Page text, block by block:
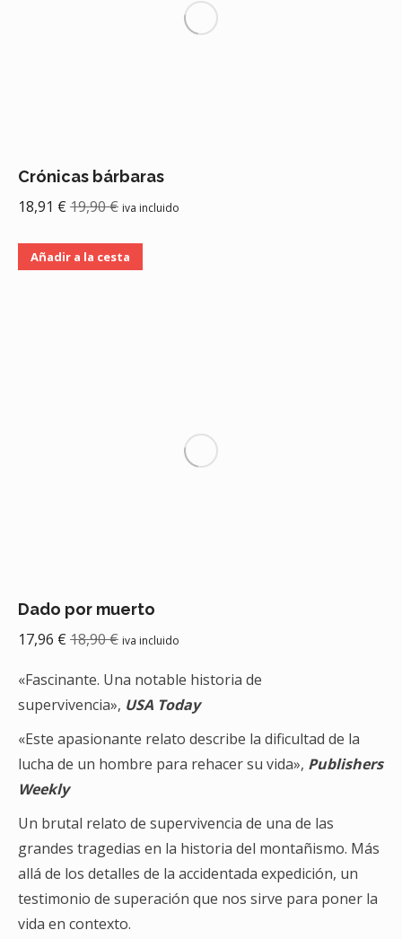
Crónicas bárbaras
18,91 € 19,90€ iva incluido
Añadir a la cesta
Dado por muerto
17,96 € 18,90€ iva incluido
«Fascinante. Una notable historia de
supervivencia», USA Today
«Este apasionante relato describe la dificultad de la
lucha de un hombre para rehacer su vida», Publishers
Weekly
Un brutal relato de supervivencia de una de las
grandes tragedias en la historia del montañismo. Más
allá de los detalles de la accidentada expedición, un
testimonio de superación que nos sirve para poner la
vida en contexto.